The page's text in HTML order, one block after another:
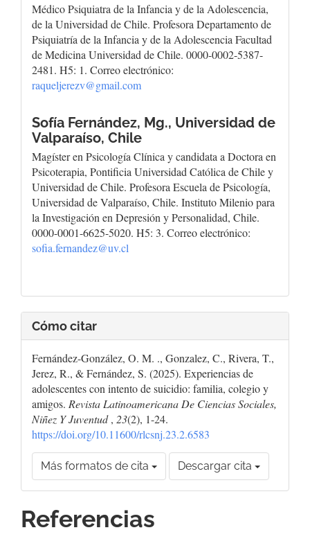
Médico Psiquiatra de la Infancia y de la Adolescencia,
de la Universidad de Chile. Profesora Departamento de
Psiquiatría de la Infancia y de la Adolescencia Facultad
de Medicina Universidad de Chile. 0000-0002-5387-
2481. H5: 1. Correo electrónico:
raqueljerezv@gmail.com
Sofía Fernández, Mg., Universidad de
Valparaíso, Chile
Magíster en Psicología Clínica y candidata a Doctora en
Psicoterapia, Pontificia Universidad Católica de Chile y
Universidad de Chile. Profesora Escuela de Psicología,
Universidad de Valparaíso, Chile. Instituto Milenio para
la Investigación en Depresión y Personalidad, Chile.
0000-0001-6625-5020. H5: 3. Correo electrónico:
sofia.fernandez@uv.cl
Cómo citar
Fernández-González, O. M. ., Gonzalez, C., Rivera, T.,
Jerez, R., & Fernández, S. (2025). Experiencias de
adolescentes con intento de suicidio: familia, colegio y
amigos. Revista Latinoamericana De Ciencias Sociales,
Niñez Y Juventud, 23(2), 1-24.
https://doi.org/10.11600/rlcsnj.23.2.6583
Más formatos de cita Descargar cita
Referencias